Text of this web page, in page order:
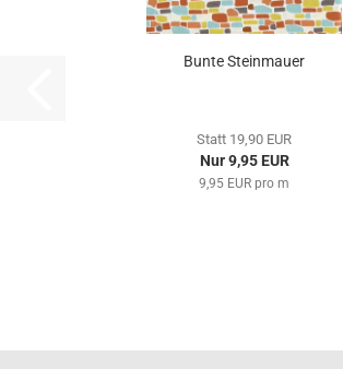
Bunte Steinmauer
Statt 19,90 EUR
Nur 9,95 EUR
9,95 EUR pro m